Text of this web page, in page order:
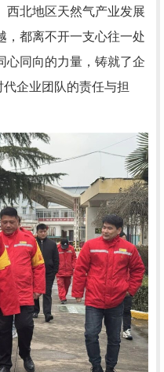
西北地区天然气产业发展
，都离不开一支心往一处
心同向的力量，铸就了企
企业团队的责任与担